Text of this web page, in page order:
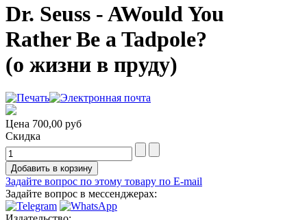
Dr. Seuss - AWould You
Rather Be a Tadpole?
(о жизни в пруду)
Цена 700,00 руб
Скидка
Задайте вопрос по этому товару по E-mail
Задайте вопрос в мессенджерах: